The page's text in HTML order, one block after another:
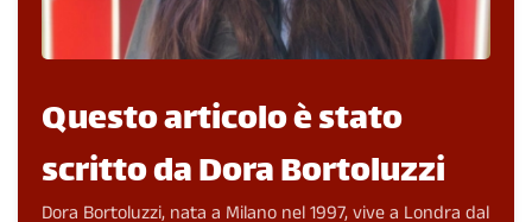
Questo articolo è stato
scritto da Dora Bortoluzzi
Dora Bortoluzzi, nata a Milano nel 1997, vive a Londra dal